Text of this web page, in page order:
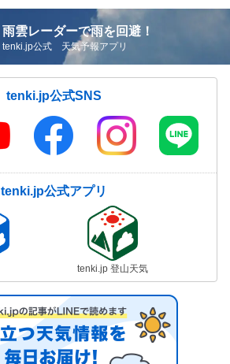
雨雲レーダーで雨を回避！
tenki.jp公式 天気予報アプリ
tenki.jp公式SNS
tenki.jp公式アプリ
tenki.jp 登山天気